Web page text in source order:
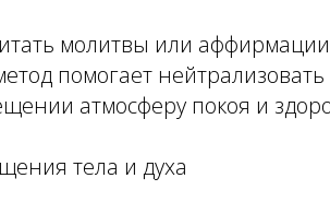
молитвы или
помогает
атмосферу покоя и
тела и духа